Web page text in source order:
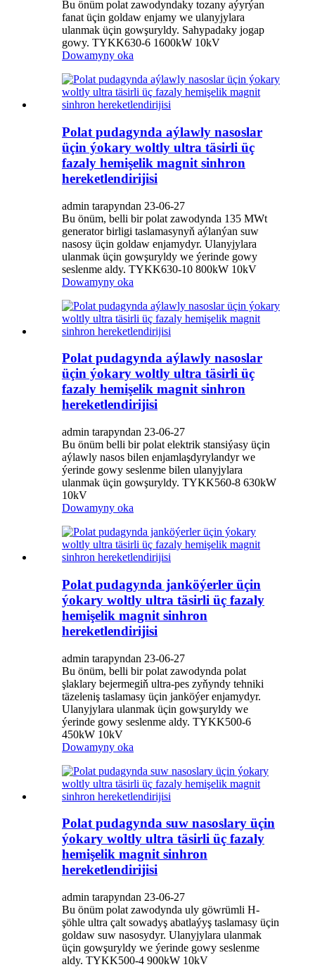
Bu önüm polat zawodyndaky tozany aýyrýan
fanat üçin goldaw enjamy we ulanyjylara
ulanmak üçin gowşuryldy. Sahypadaky jogap
gowy. TYKK630-6 1600kW 10kV
Dowamyny oka
Polat pudagynda aýlawly nasoslar
üçin ýokary woltly ultra täsirli üç
fazaly hemişelik magnit sinhron
hereketlendirijisi
admin tarapyndan 23-06-27
Bu önüm, belli bir polat zawodynda 135 MWt
generator birligi taslamasynyň aýlanýan suw
nasosy üçin goldaw enjamydyr. Ulanyjylara
ulanmak üçin gowşuryldy we ýerinde gowy
seslenme aldy. TYKK630-10 800kW 10kV
Dowamyny oka
Polat pudagynda aýlawly nasoslar
üçin ýokary woltly ultra täsirli üç
fazaly hemişelik magnit sinhron
hereketlendirijisi
admin tarapyndan 23-06-27
Bu önüm belli bir polat elektrik stansiýasy üçin
aýlawly nasos bilen enjamlaşdyrylandyr we
ýerinde gowy seslenme bilen ulanyjylara
ulanmak üçin gowşuryldy. TYKK560-8 630kW
10kV
Dowamyny oka
Polat pudagynda janköýerler üçin
ýokary woltly ultra täsirli üç fazaly
hemişelik magnit sinhron
hereketlendirijisi
admin tarapyndan 23-06-27
Bu önüm, belli bir polat zawodynda polat
şlaklary bejermegiň ultra-pes zyňyndy tehniki
täzeleniş taslamasy üçin janköýer enjamydyr.
Ulanyjylara ulanmak üçin gowşuryldy we
ýerinde gowy seslenme aldy. TYKK500-6
450kW 10kV
Dowamyny oka
Polat pudagynda suw nasoslary üçin
ýokary woltly ultra täsirli üç fazaly
hemişelik magnit sinhron
hereketlendirijisi
admin tarapyndan 23-06-27
Bu önüm polat zawodynda uly göwrümli H-
şöhle ultra çalt sowadyş abatlaýyş taslamasy üçin
goldaw suw nasosydyr. Ulanyjylara ulanmak
üçin gowşuryldy we ýerinde gowy seslenme
aldy. TYKK500-4 900kW 10kV